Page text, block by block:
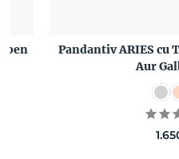
Pandantiv ARIES cu
Aur